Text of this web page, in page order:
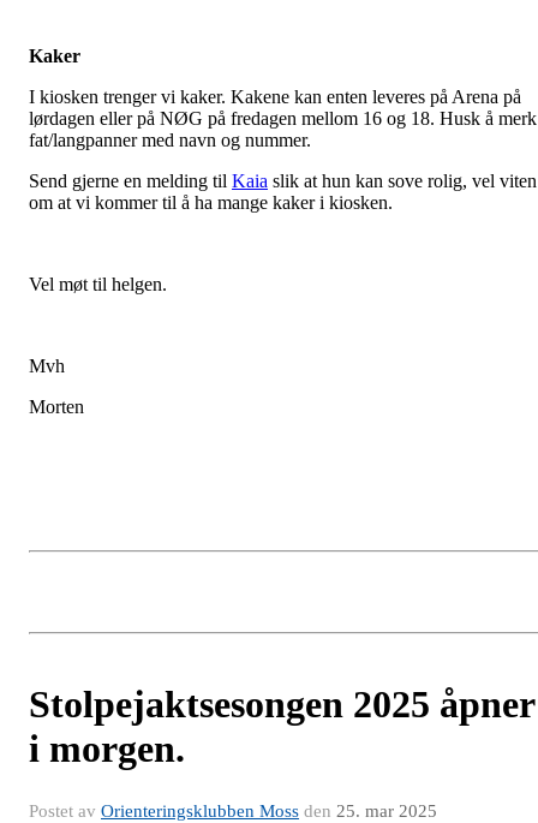
Kaker
I kiosken trenger vi kaker. Kakene kan enten leveres på Arena på
lørdagen eller på NØG på fredagen mellom 16 og 18. Husk å merk
fat/langpanner med navn og nummer.
Send gjerne en melding til Kaia slik at hun kan sove rolig, vel viten
om at vi kommer til å ha mange kaker i kiosken.
Vel møt til helgen.
Mvh
Morten
Stolpejaktsesongen 2025 åpner
i morgen.
Postet av Orienteringsklubben Moss den 25. mar 2025